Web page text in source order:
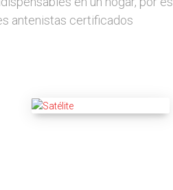
antenistas certificados